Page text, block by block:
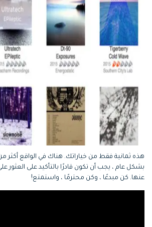
هذه ثمانية فقط من خياراتك. هناك في الواقع أكثر
بشكل عام ، يجب أن تكون قادرًا بالتأكيد على العثور
عنها. كن مبدعًا ، وكن محترمًا ، واستمتع!